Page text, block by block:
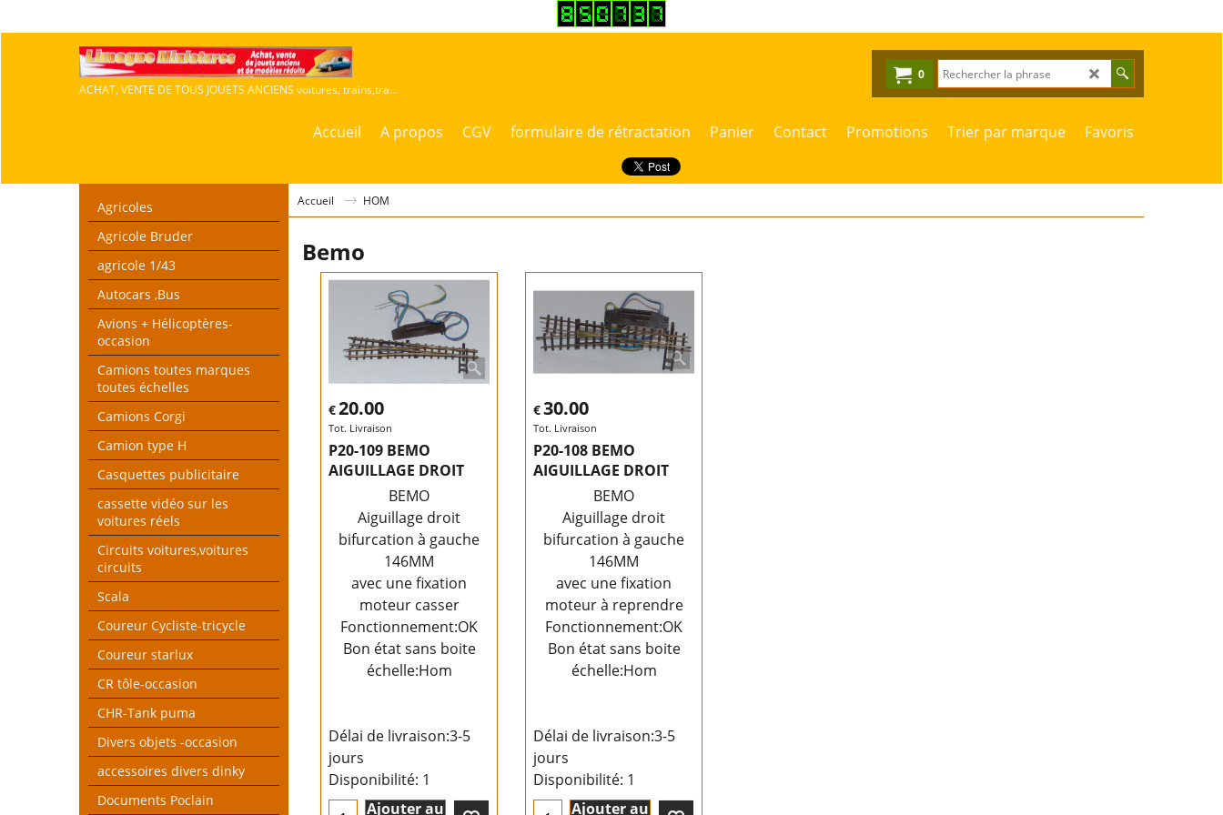
ACHAT, VENTE DE TOUS JOUETS ANCIENS voitures, trains,travaux publics,agricoles
0
Accueil A propos CGV formulaire de rétractation Panier Contact Promotions Trier par marque Favoris
Agricoles
Agricole Bruder
agricole 1/43
Autocars ,Bus
Avions + Hélicoptères-
occasion
Camions toutes marques
toutes échelles
Camions Corgi
Camion type H
Casquettes publicitaire
cassette vidéo sur les
voitures réels
Circuits voitures,voitures
circuits
Scala
Coureur Cycliste-tricycle
Coureur starlux
CR tôle-occasion
CHR-Tank puma
Divers objets -occasion
accessoires divers dinky
Documents Poclain
Accueil HOM
Bemo
€20.00
Tot. Livraison
P20-109 BEMO
AIGUILLAGE DROIT
BEMO
Aiguillage droit
bifurcation à gauche
146MM
avec une fixation
moteur casser
Fonctionnement:OK
Bon état sans boite
échelle:Hom
Délai de livraison:3-5
jours
Disponibilité: 1
Ajouter au
€30.00
Tot. Livraison
P20-108 BEMO
AIGUILLAGE DROIT
BEMO
Aiguillage droit
bifurcation à gauche
146MM
avec une fixation
moteur à reprendre
Fonctionnement:OK
Bon état sans boite
échelle:Hom
Délai de livraison:3-5
jours
Disponibilité: 1
Ajouter au